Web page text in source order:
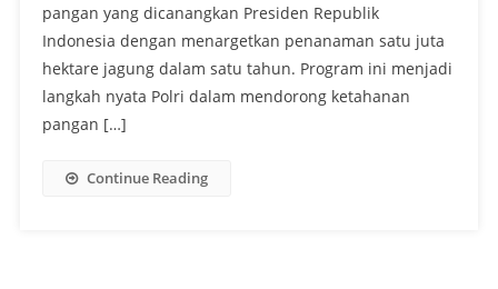
pangan yang dicanangkan Presiden Republik
Indonesia dengan menargetkan penanaman satu juta
hektare jagung dalam satu tahun. Program ini menjadi
langkah nyata Polri dalam mendorong ketahanan
pangan […]
Continue Reading